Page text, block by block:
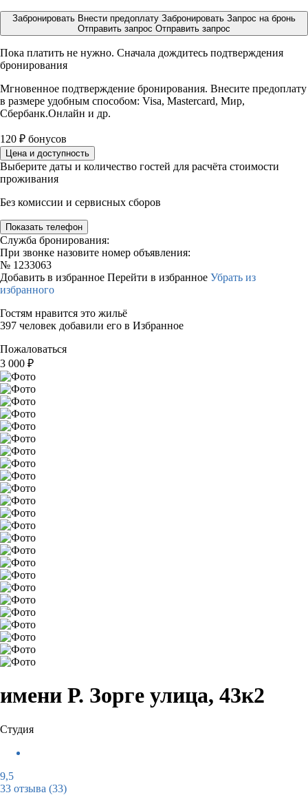
Забронировать Внести предоплату Забронировать Запрос на бронь
Отправить запрос Отправить запрос
Пока платить не нужно. Сначала дождитесь подтверждения
бронирования
Мгновенное подтверждение бронирования. Внесите предоплату
в размере удобным способом: Visa, Mastercard, Мир,
Сбербанк.Онлайн и др.
120 ₽ бонусов
Цена и доступность
Выберите даты и количество гостей для расчёта стоимости
проживания
Без комиссии и сервисных сборов
Показать телефон
Служба бронирования:
При звонке назовите номер объявления:
№ 1233063
Добавить в избранное Перейти в избранное Убрать из
избранного
Гостям нравится это жильё
397 человек добавили его в Избранное
Пожаловаться
3 000 ₽
имени Р. Зорге улица, 43к2
Студия
9,5
33 отзыва (33)